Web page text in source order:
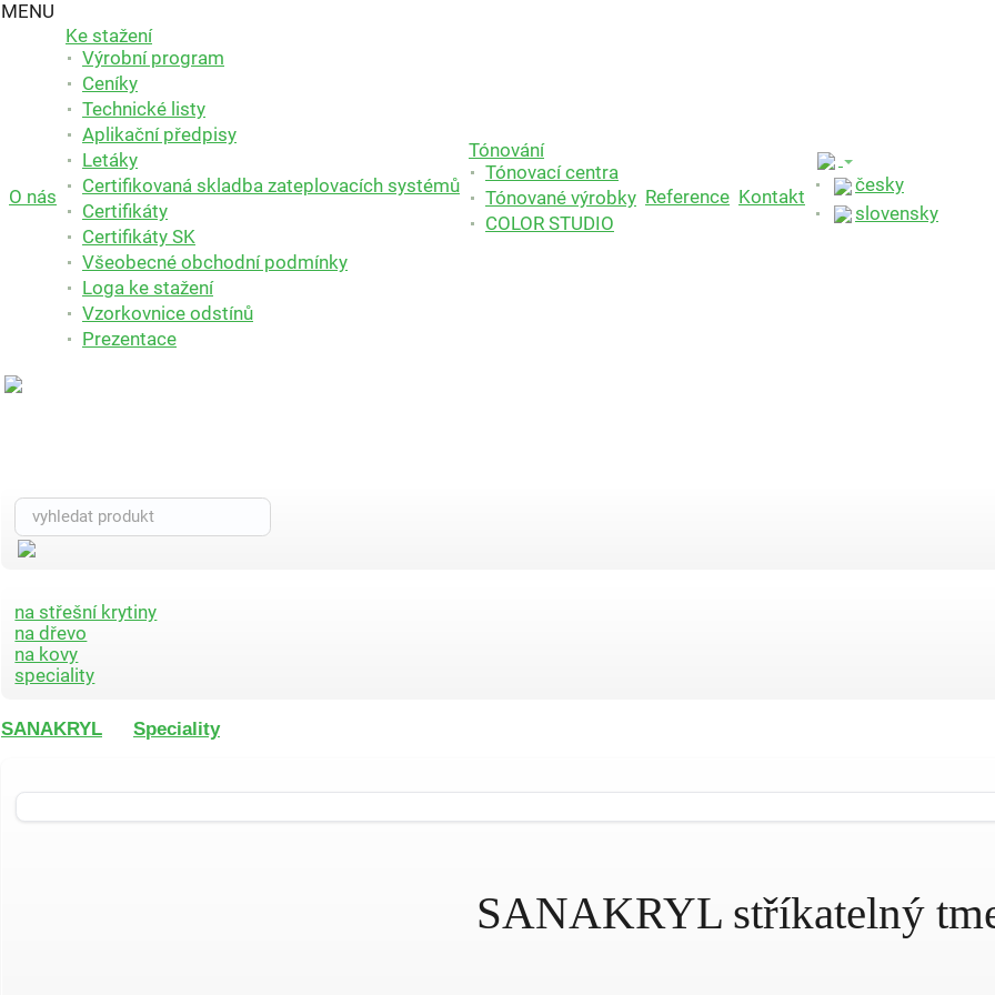
MENU
O nás
Ke stažení
Výrobní program
Ceníky
Technické listy
Aplikační předpisy
Letáky
Certifikovaná skladba zateplovacích systémů
Certifikáty
Certifikáty SK
Všeobecné obchodní podmínky
Loga ke stažení
Vzorkovnice odstínů
Prezentace
Tónování
Tónovací centra
Tónované výrobky
COLOR STUDIO
Reference Kontakt
česky
slovensky
na střešní krytiny
na dřevo
na kovy
speciality
SANAKRYL Speciality
SANAKRYL stříkatelný